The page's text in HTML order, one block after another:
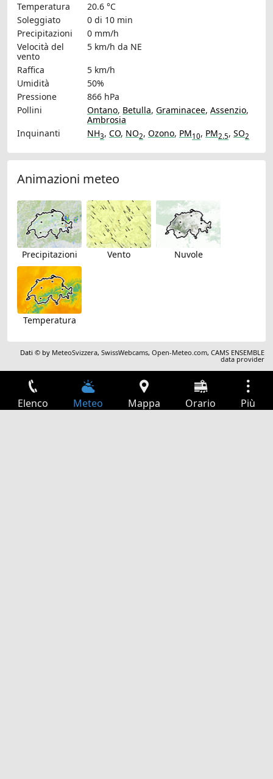
Temperatura
20.6 °C
Soleggiato
0 di 10 min
Precipitazioni
0 mm/h
Velocità del
vento
5 km/h da NE
Raffica
5 km/h
Umidità
50%
Pressione
866 hPa
Pollini
Ontano, Betulla, Graminacee, Assenzio,
Ambrosia
Inquinanti
NH3, CO, NO2, Ozono, PM10, PM2.5, SO2
Animazioni meteo
Precipitazioni Vento Nuvole
Temperatura
Dati © by MeteoSvizzera,SwissWebcams,Open-Meteo.com,CAMS ENSEMBLE
data provider
Elenco Meteo Mappa Orario Più